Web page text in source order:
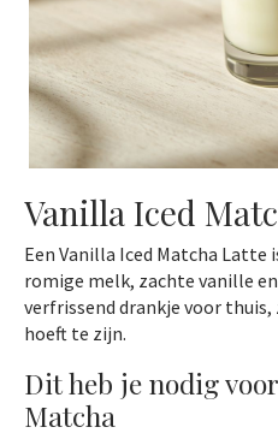
Vanilla Iced
Een Vanilla Iced Matcha
romige melk, zachte vanille
verfrissend drankje voor
hoeft te zijn.
Dit heb je nodig
Matcha